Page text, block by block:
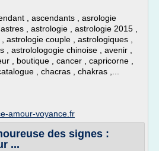
, ascendants , asrologie
, astrologie , astrologie 2015 ,
astrologie couple , astrologiques ,
, astrolologogie chinoise , avenir ,
, boutique , cancer , capricorne ,
, chacras , chakras ,...
amour-voyance.fr
des signes :
...